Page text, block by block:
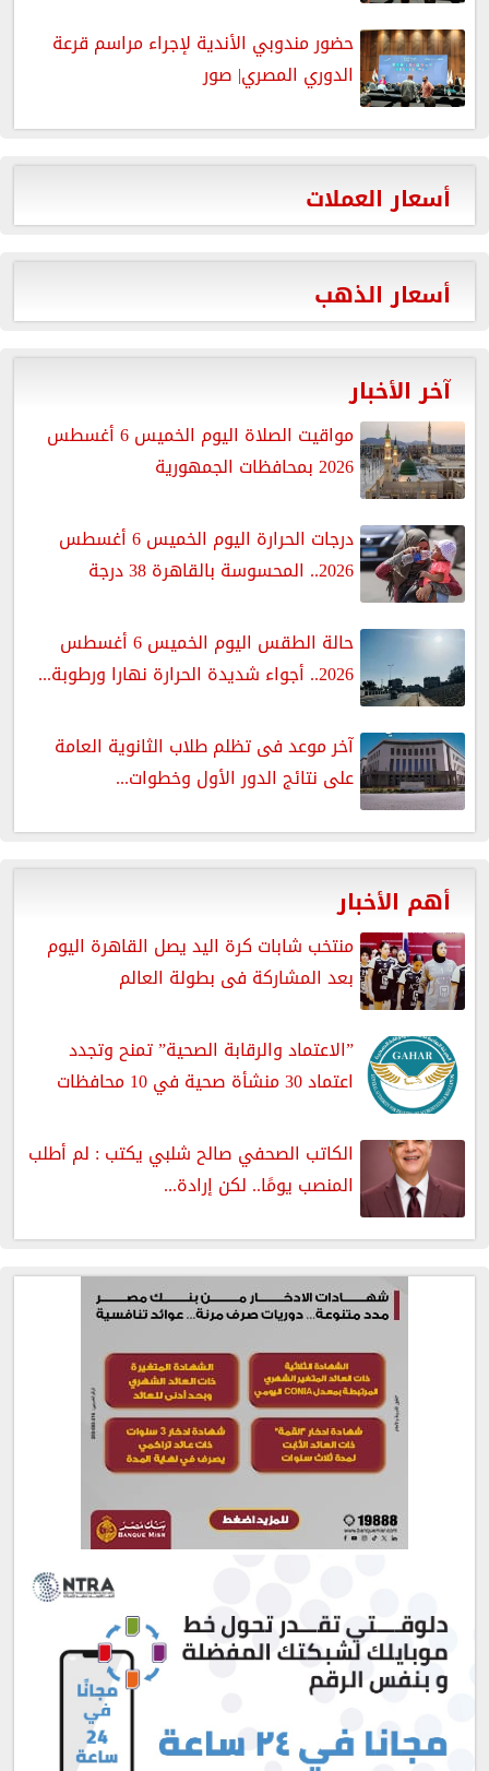
حضور مندوبي الأندية لإجراء مراسم قرعة
الدوري المصري| صور
أسعار العملات
أسعار الذهب
آخر الأخبار
مواقيت الصلاة اليوم الخميس 6 أغسطس
2026 بمحافظات الجمهورية
درجات الحرارة اليوم الخميس 6 أغسطس
2026.. المحسوسة بالقاهرة 38 درجة
حالة الطقس اليوم الخميس 6 أغسطس
2026.. أجواء شديدة الحرارة نهارا ورطوبة...
آخر موعد فى تظلم طلاب الثانوية العامة
على نتائج الدور الأول وخطوات...
أهم الأخبار
منتخب شابات كرة اليد يصل القاهرة اليوم
بعد المشاركة فى بطولة العالم
”الاعتماد والرقابة الصحية” تمنح وتجدد
اعتماد 30 منشأة صحية في 10 محافظات
الكاتب الصحفي صالح شلبي يكتب : لم أطلب
المنصب يومًا.. لكن إرادة...